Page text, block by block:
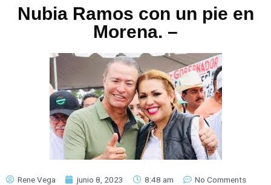
Nubia Ramos con un pie en
Morena. –
Rene Vega junio 8, 2023 8:48 am No Comments